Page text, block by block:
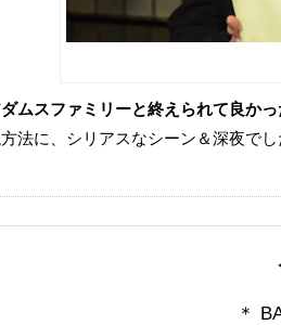
ムスファミリーと終えられて良か
法に、シリアスなシーン＆深夜で
＊